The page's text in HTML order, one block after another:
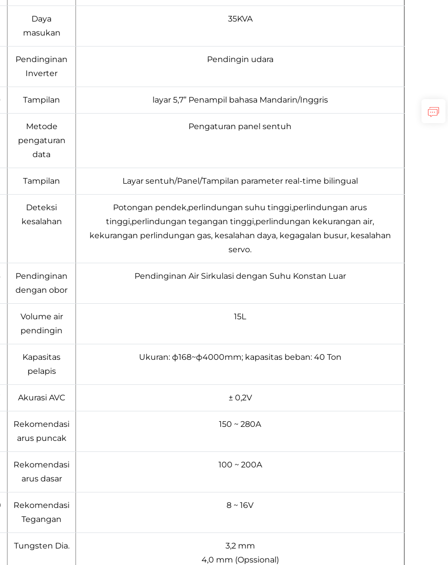
Daya
masukan
35KVA
Pendinginan
Inverter
Pendingin udara
Tampilan layar 5,7” Penampil bahasa Mandarin/Inggris
Metode
pengaturan
data
Pengaturan panel sentuh
Tampilan Layar sentuh/Panel/Tampilan parameter real-time bilingual
Deteksi
kesalahan
Potongan pendek,perlindungan suhu tinggi,perlindungan arus
tinggi,perlindungan tegangan tinggi,perlindungan kekurangan air,
kekurangan perlindungan gas, kesalahan daya, kegagalan busur, kesalahan
servo.
Pendinginan
dengan obor
Pendinginan Air Sirkulasi dengan Suhu Konstan Luar
Volume air
pendingin
15L
Kapasitas
pelapis
Ukuran: ф168~ф4000mm; kapasitas beban: 40 Ton
Akurasi AVC ± 0,2V
Rekomendasi
arus puncak
150 ~ 280A
Rekomendasi
arus dasar
100 ~ 200A
Rekomendasi
Tegangan
8 ~ 16V
Tungsten Dia.
3,2 mm
4,0 mm (Opssional)